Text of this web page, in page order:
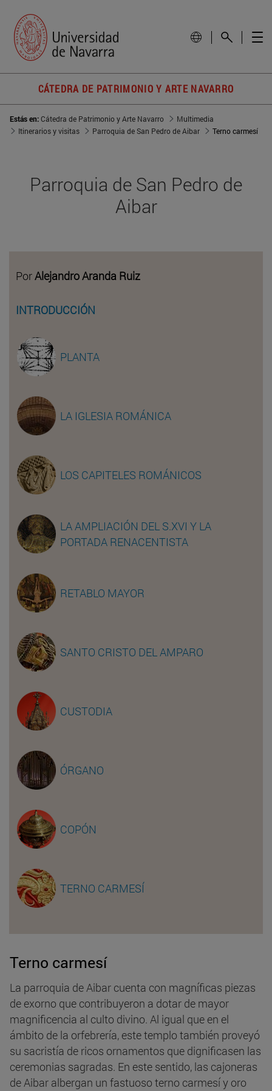
CÁTEDRA DE PATRIMONIO Y ARTE NAVARRO
Estás en:Cátedra de Patrimonio y Arte Navarro
Multimedia
Itinerarios y visitas
Parroquia de San Pedro de Aibar Terno carmesí
Parroquia de San Pedro de
Aibar
PorAlejandro Aranda Ruiz
INTRODUCCIÓN
PLANTA
LA IGLESIA ROMÁNICA
LOS CAPITELES ROMÁNICOS
LA AMPLIACIÓN DEL S.XVI Y LA
PORTADA RENACENTISTA
RETABLO MAYOR
SANTO CRISTO DEL AMPARO
CUSTODIA
ÓRGANO
COPÓN
TERNO CARMESÍ
Terno carmesí
La parroquia de Aibar cuenta con magníficas piezas
de exorno que contribuyeron a dotar de mayor
magnificencia al culto divino. Al igual que en el
ámbito de la orfebrería, este templo también proveyó
su sacristía de ricos ornamentos que dignificasen las
ceremonias sagradas. En este sentido, las cajoneras
de Aibar albergan un fastuoso terno carmesí y oro